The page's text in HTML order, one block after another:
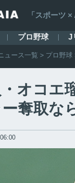
「スポーツ
プロ野球 J
ュース一覧 > プロ野球
・オコエ
奪取な